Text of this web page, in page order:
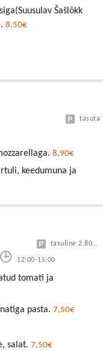
Šašlõkk
8,50€
tasuta
8,90€
keedumuna ja
12:00-15:00
tasuline 2,80/30min
tomati ja
pasta. 7,50€
salat. 7,50€